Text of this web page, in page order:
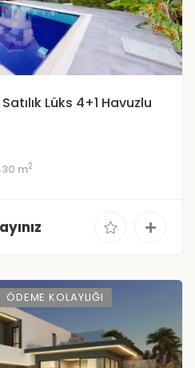
Lüks 4+1 Havuzlu
m2
ÖDEME KOLAYLIĞI